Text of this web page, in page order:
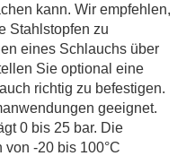
kann. Wir empfehlen,
Stahlstopfen zu
eines Schlauchs über
Sie optional eine
richtig zu befestigen.
geeignet.
0 bis 25 bar. Die
von -20 bis 100°C